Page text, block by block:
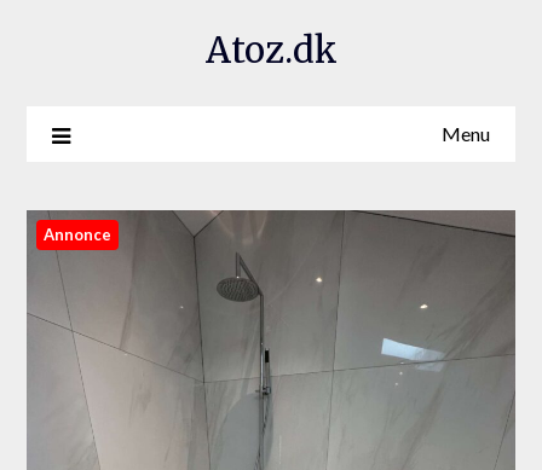
Atoz.dk
Menu
Annonce